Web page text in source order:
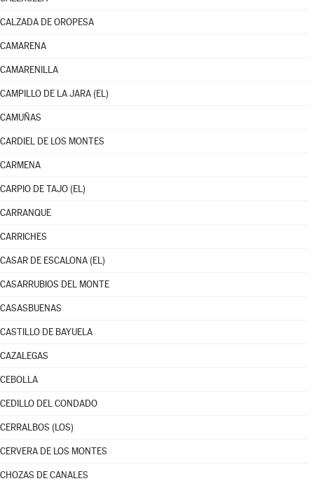
CALZADA DE OROPESA
CAMARENA
CAMARENILLA
CAMPILLO DE LA JARA (EL)
CAMUÑAS
CARDIEL DE LOS MONTES
CARMENA
CARPIO DE TAJO (EL)
CARRANQUE
CARRICHES
CASAR DE ESCALONA (EL)
CASARRUBIOS DEL MONTE
CASASBUENAS
CASTILLO DE BAYUELA
CAZALEGAS
CEBOLLA
CEDILLO DEL CONDADO
CERRALBOS (LOS)
CERVERA DE LOS MONTES
CHOZAS DE CANALES